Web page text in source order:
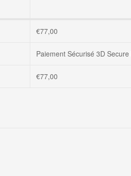
€77,00
Paiement Sécurisé 3D Secure
€77,00